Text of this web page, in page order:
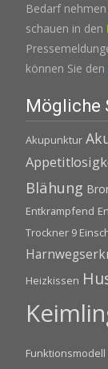
Bedarf
schauen in den
können Sie den
Mögliche
Akupunktur
Blähung
Entkrampfend
Trockner 9
Heizkissen
Funktionsmodell